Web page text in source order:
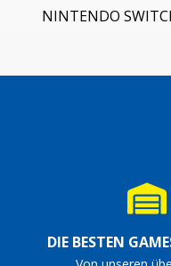
NINTENDO
DIE BESTEN